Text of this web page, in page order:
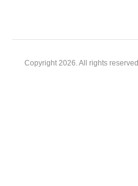
Copyright 2026. All rights reserved